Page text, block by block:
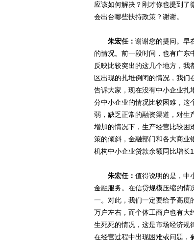
应该如何解决？刚才你也提到了
会出台哪些扶持政策？谢谢。
朱宏任： 谢谢您的提问。早
的情况。前一段时间，也有广东
反映比较突出的这几个地方，
区出现的扎堆倒闭的情况，我
告诉大家，现在没有中小企业扎
分中小企业的情况比较困难，这
弱，缺乏正常的融资渠道，对生
增加的情况下，生产经营比较困
策的倾斜，金融部门和各大商业
机构中小企业贷款余额同比增长
朱宏任： 值得说明的是，中
金融服务。在信贷规模压缩的情
一。对此，我们一定要给予高度
万户左右，而个体工商户也有大
生死死的情况，这是市场经济规
在经营过程中出现困难或问题，